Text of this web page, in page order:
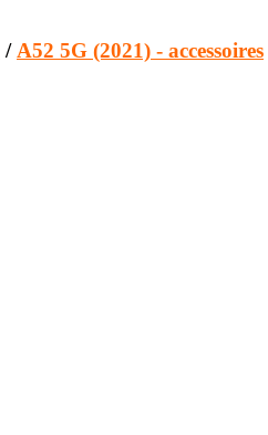
/ A52 5G (2021) - accessoires